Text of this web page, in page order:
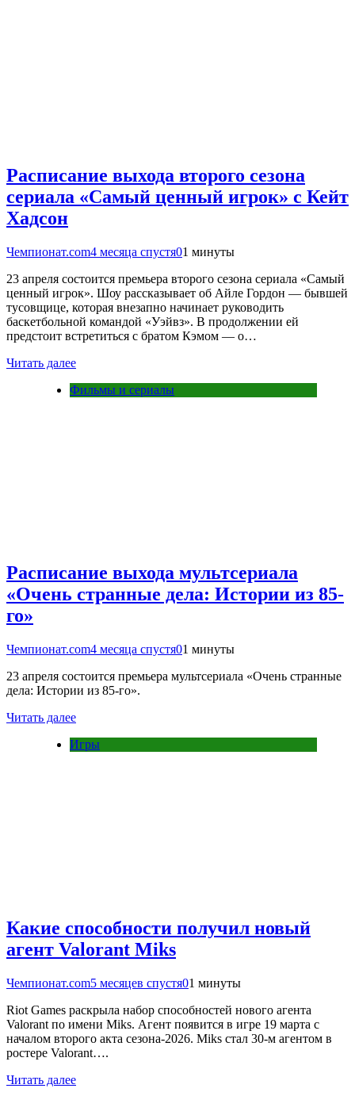
Расписание выхода второго сезона
сериала «Самый ценный игрок» с Кейт
Хадсон
Чемпионат.com4 месяца спустя01 минуты
23 апреля состоится премьера второго сезона сериала «Самый
ценный игрок». Шоу рассказывает об Айле Гордон — бывшей
тусовщице, которая внезапно начинает руководить
баскетбольной командой «Уэйвз». В продолжении ей
предстоит встретиться с братом Кэмом — о…
Читать далее
Фильмы и сериалы
Расписание выхода мультсериала
«Очень странные дела: Истории из 85-
го»
Чемпионат.com4 месяца спустя01 минуты
23 апреля состоится премьера мультсериала «Очень странные
дела: Истории из 85-го».
Читать далее
Игры
Какие способности получил новый
агент Valorant Miks
Чемпионат.com5 месяцев спустя01 минуты
Riot Games раскрыла набор способностей нового агента
Valorant по имени Miks. Агент появится в игре 19 марта с
началом второго акта сезона-2026. Miks стал 30-м агентом в
ростере Valorant….
Читать далее